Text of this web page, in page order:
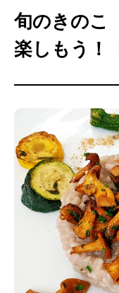
ライフスタイル
ライター募集
旬のきのこ
楽しもう！